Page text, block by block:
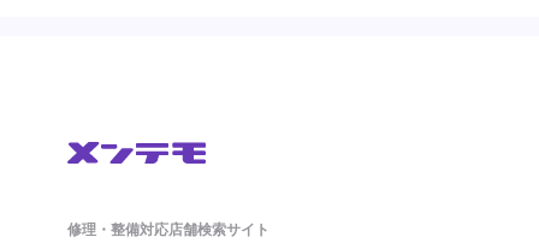
修理・整備対応店舗検索サイト